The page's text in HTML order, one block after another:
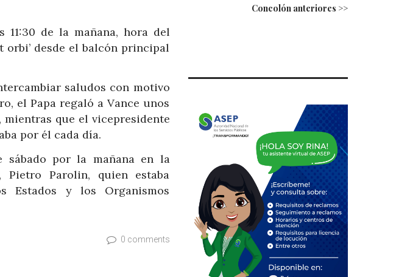
11:30 de la mañana, hora del
desde el balcón principal
saludos con motivo
el Papa regaló a Vance unos
que el vicepresidente
por él cada día.
por la mañana en la
Parolin, quien estaba
Estados y los Organismos
0 comments
Concolón anteriores >>